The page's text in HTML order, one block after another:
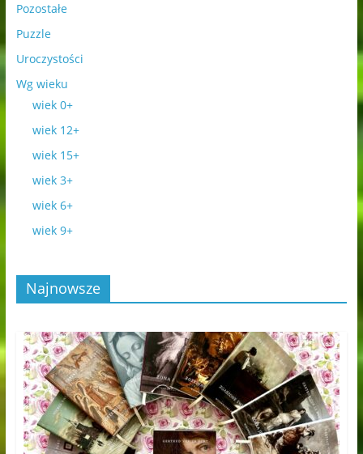
Pozostałe
Puzzle
Uroczystości
Wg wieku
wiek 0+
wiek 12+
wiek 15+
wiek 3+
wiek 6+
wiek 9+
Najnowsze